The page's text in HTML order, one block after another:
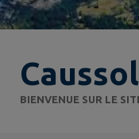
BIENVENUE SUR LE